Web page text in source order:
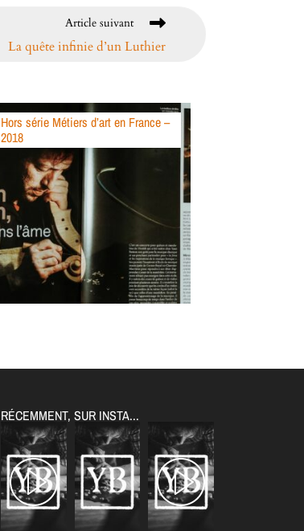
Article suivant
La quête infinie d’un Luthier
Hors série Métiers d’art en France –
2018
RÉCEMMENT, SUR INSTA...